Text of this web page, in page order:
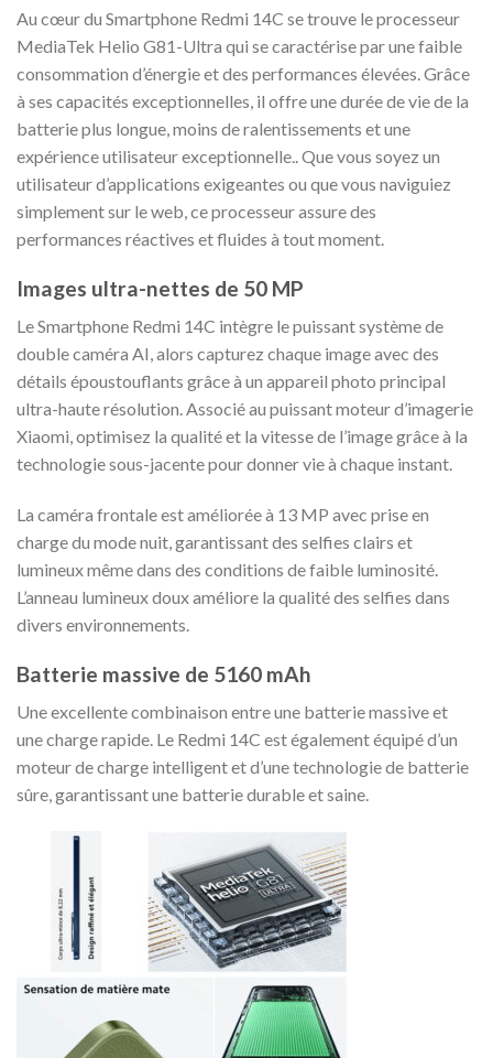
Au cœur du Smartphone Redmi 14C se trouve le processeur
MediaTek Helio G81-Ultra qui se caractérise par une faible
consommation d’énergie et des performances élevées. Grâce
à ses capacités exceptionnelles, il offre une durée de vie de la
batterie plus longue, moins de ralentissements et une
expérience utilisateur exceptionnelle.. Que vous soyez un
utilisateur d’applications exigeantes ou que vous naviguiez
simplement sur le web, ce processeur assure des
performances réactives et fluides à tout moment.
Images ultra-nettes de 50 MP
Le Smartphone Redmi 14C intègre le puissant système de
double caméra AI, alors capturez chaque image avec des
détails époustouflants grâce à un appareil photo principal
ultra-haute résolution. Associé au puissant moteur d’imagerie
Xiaomi, optimisez la qualité et la vitesse de l’image grâce à la
technologie sous-jacente pour donner vie à chaque instant.
La caméra frontale est améliorée à 13 MP avec prise en
charge du mode nuit, garantissant des selfies clairs et
lumineux même dans des conditions de faible luminosité.
L’anneau lumineux doux améliore la qualité des selfies dans
divers environnements.
Batterie massive de 5160 mAh
Une excellente combinaison entre une batterie massive et
une charge rapide. Le Redmi 14C est également équipé d’un
moteur de charge intelligent et d’une technologie de batterie
sûre, garantissant une batterie durable et saine.